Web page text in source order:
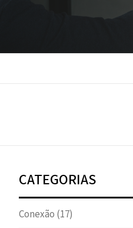
BRASIL
CATEGORIAS
Conexão (17)